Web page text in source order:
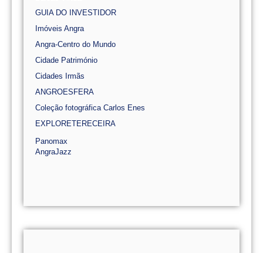
GUIA DO INVESTIDOR
Imóveis Angra
Angra-Centro do Mundo
Cidade Património
Cidades Irmãs
ANGROESFERA
Coleção fotográfica Carlos Enes
EXPLORETERECEIRA
Panomax
AngraJazz